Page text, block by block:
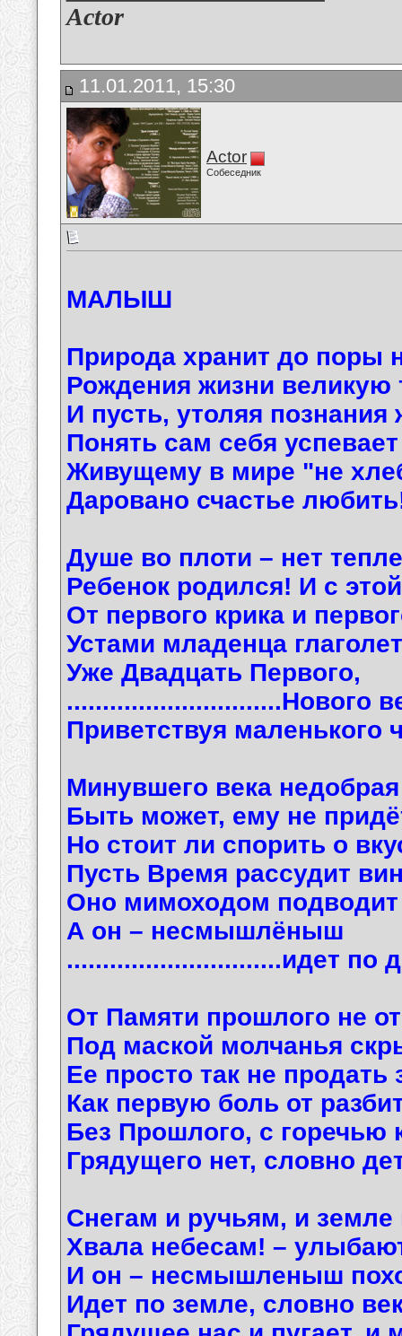
Actor
11.01.2011, 15:30
Actor
Собеседник
МАЛЫШ
Природа хранит до поры
Рождения жизни великую
И пусть, утоляя познания
Понять сам себя
Живущему в мире "не
Даровано счастье
Душе во плоти – нет
Ребенок родился! И с
От первого крика и
Устами младенца
Уже Двадцать Первого,
..............................Нового
Приветствуя маленького
Минувшего века
Быть может, ему не
Но стоит ли спорить о
Пусть Время рассудит
Оно мимоходом подводит
А он – несмышлёныш
..............................идет по
От Памяти прошлого не
Под маской молчанья
Ее просто так не продать
Как первую боль от
Без Прошлого, с горечью
Грядущего нет, словно
Снегам и ручьям, и земле
Хвала небесам! –
И он – несмышленыш
Идет по земле, словно